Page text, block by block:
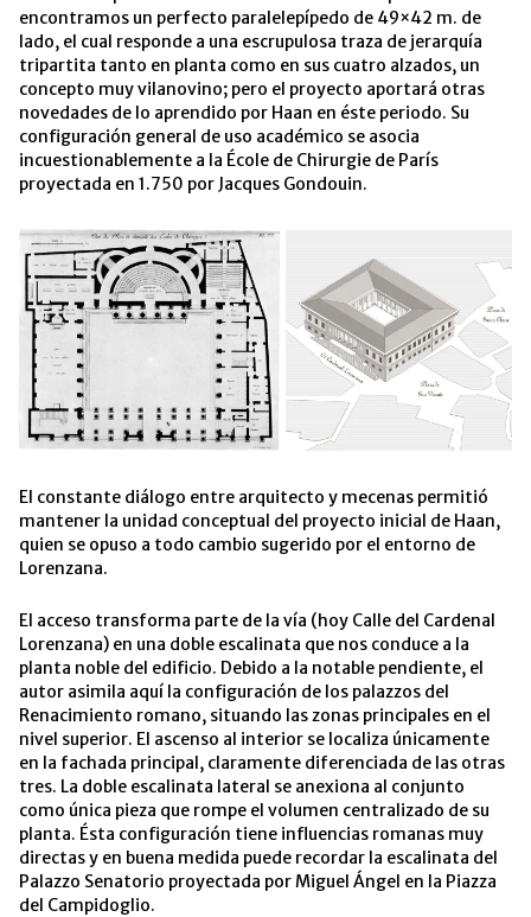
encontramos un perfecto paralelepípedo de 49×42 m. de
lado, el cual responde a una escrupulosa traza de jerarquía
tripartita tanto en planta como en sus cuatro alzados, un
concepto muy vilanovino; pero el proyecto aportará otras
novedades de lo aprendido por Haan en éste periodo. Su
configuración general de uso académico se asocia
incuestionablemente a la École de Chirurgie de París
proyectada en 1.750 por Jacques Gondouin.
El constante diálogo entre arquitecto y mecenas permitió
mantener la unidad conceptual del proyecto inicial de Haan,
quien se opuso a todo cambio sugerido por el entorno de
Lorenzana.
El acceso transforma parte de la vía (hoy Calle del Cardenal
Lorenzana) en una doble escalinata que nos conduce a la
planta noble del edificio. Debido a la notable pendiente, el
autor asimila aquí la configuración de los palazzos del
Renacimiento romano, situando las zonas principales en el
nivel superior. El ascenso al interior se localiza únicamente
en la fachada principal, claramente diferenciada de las otras
tres. La doble escalinata lateral se anexiona al conjunto
como única pieza que rompe el volumen centralizado de su
planta. Ésta configuración tiene influencias romanas muy
directas y en buena medida puede recordar la escalinata del
Palazzo Senatorio proyectada por Miguel Ángel en la Piazza
del Campidoglio.